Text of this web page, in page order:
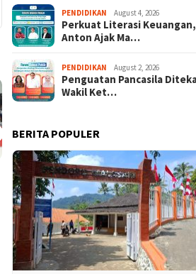
Ajang Promosi Wisata,
Ratusan Peserta Ikuti Tour
Malasari Halimun Salak 2026
PENDIDIKAN August 4, 2026
Perkuat Literasi Keuangan,
Anton Ajak Ma…
PENDIDIKAN August 2, 2026
Penguatan Pancasila
Wakil Ket…
BERITA POPULER